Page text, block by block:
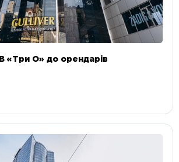
«Три О» до орендарів